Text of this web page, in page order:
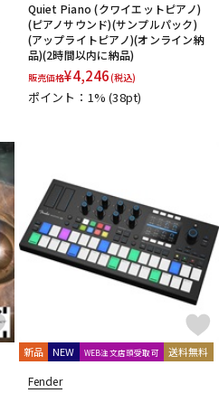
Quiet Piano (クワイエットピアノ)
(ピアノサウンド)(サンプルパック)
(アップライトピアノ)(オンライン納
品)(2時間以内に納品)
販売価格¥4,246(税込)
ポイント：1%(38pt)
新品 NEW WEB注文店頭受取可 送料無料
Fender